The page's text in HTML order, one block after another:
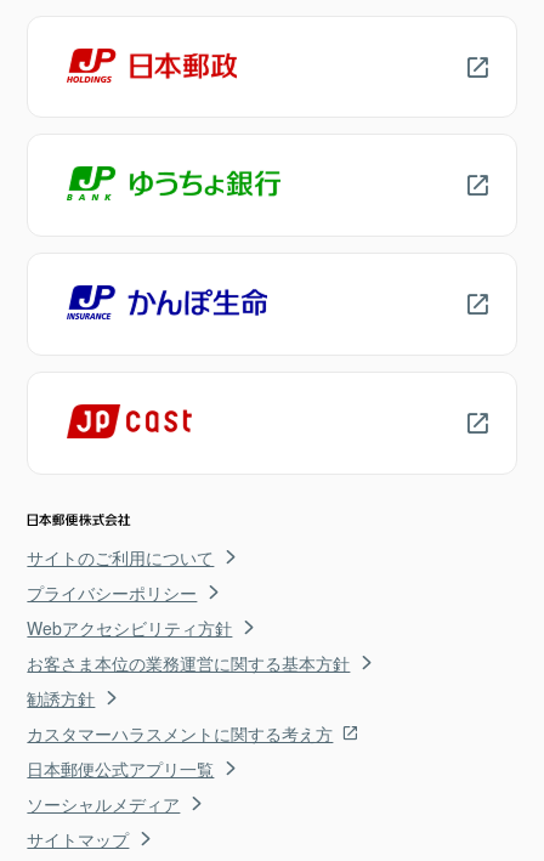
サイトのご利用について
プライバシーポリシー
Webアクセシビリティ方針
お客さま本位の業務運営に関する基本方針
勧誘方針
カスタマーハラスメントに関する考え方
日本郵便公式アプリ一覧
ソーシャルメディア
サイトマップ